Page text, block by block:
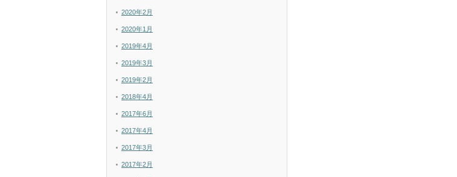
2020年2月
2020年1月
2019年4月
2019年3月
2019年2月
2018年4月
2017年6月
2017年4月
2017年3月
2017年2月